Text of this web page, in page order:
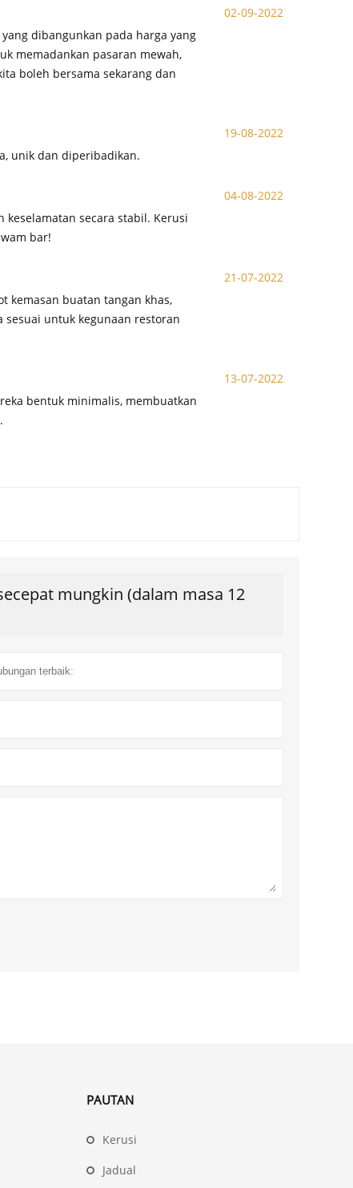
dibangunkan pada harga yang
memadankan pasaran mewah,
boleh bersama sekarang dan
02-09-2022
unik dan diperibadikan.
19-08-2022
secara stabil. Kerusi
bar!
04-08-2022
kemasan buatan tangan khas,
untuk kegunaan restoran
21-07-2022
bentuk minimalis, membuatkan
13-07-2022
mungkin (dalam masa 12
PAUTAN
Kerusi
Jadual